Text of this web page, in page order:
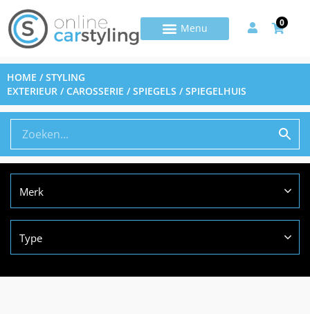
0
HOME /STYLING
EXTERIEUR /CAROSSERIE /SPIEGELS / SPIEGELHUIS
Merk
Type